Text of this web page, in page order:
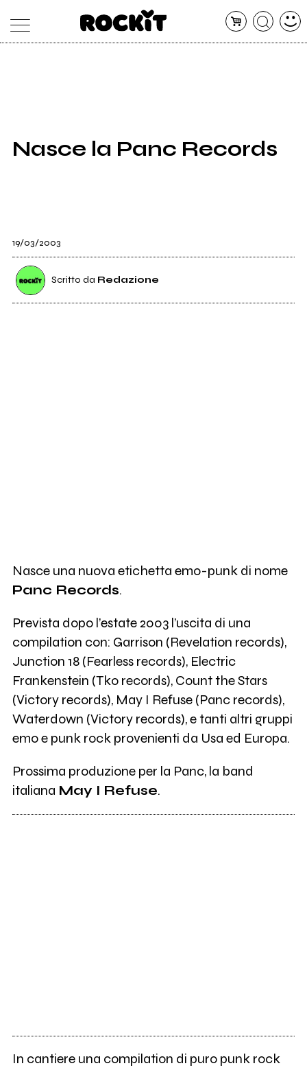
SHOP
Nasce la Panc Records
19/03/2003
Scritto da Redazione
Nasce una nuova etichetta emo-punk di nome
Panc Records.
Prevista dopo l’estate 2003 l’uscita di una
compilation con: Garrison (Revelation records),
Junction 18 (Fearless records), Electric
Frankenstein (Tko records), Count the Stars
(Victory records), May I Refuse (Panc records),
Waterdown (Victory records), e tanti altri gruppi
emo e punk rock provenienti da Usa ed Europa.
Prossima produzione per la Panc, la band
italiana May I Refuse.
In cantiere una compilation di puro punk rock